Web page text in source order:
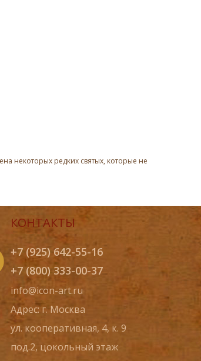
некоторых редких святых, которые не
КОНТАКТЫ
+7 (925) 642-55-16
+7 (800) 333-00-37
info@icon-art.ru
Адрес: г. Москва
ул. кооперативная, 4, к. 9
под.2, цокольный этаж